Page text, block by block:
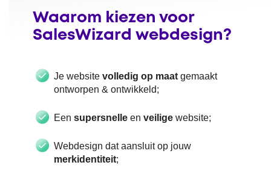
Waarom kiezen voor
SalesWizard webdesign?
Je website volledig op maat gemaakt
ontworpen & ontwikkeld;
Een supersnelle en veilige website;
Webdesign dat aansluit op jouw
merkidentiteit;